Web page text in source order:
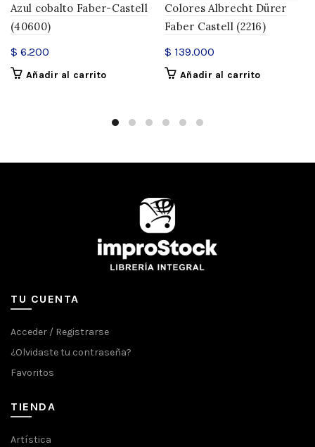
Azul cobalto Faber-Castell
(40600)
$ 6.200
Añadir al carrito
Colores Albrecht Dürer
Faber Castell (2216)
$ 139.000
Añadir al carrito
TU CUENTA
Acceder / Registrarse
¿Olvidaste tu contraseña?
Favoritos
TIENDA
Artística